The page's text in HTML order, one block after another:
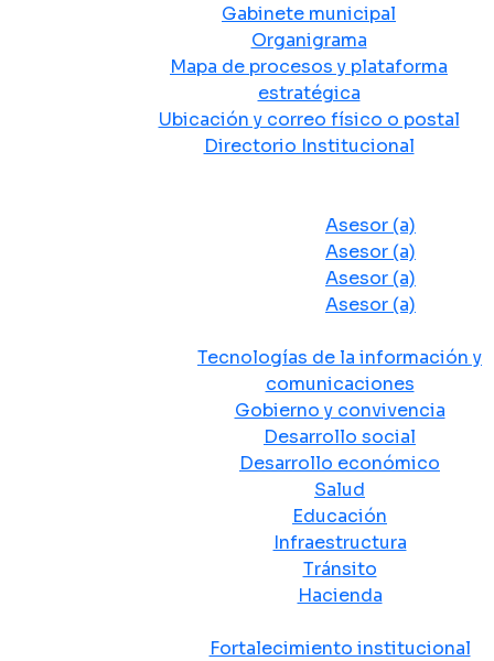
Gabinete municipal
Organigrama
Mapa de procesos y plataforma
estratégica
Ubicación y correo físico o postal
Directorio Institucional
Asesor (a)
Asesor (a)
Asesor (a)
Asesor (a)
Tecnologías de la información y
comunicaciones
Gobierno y convivencia
Desarrollo social
Desarrollo económico
Salud
Educación
Infraestructura
Tránsito
Hacienda
Fortalecimiento institucional